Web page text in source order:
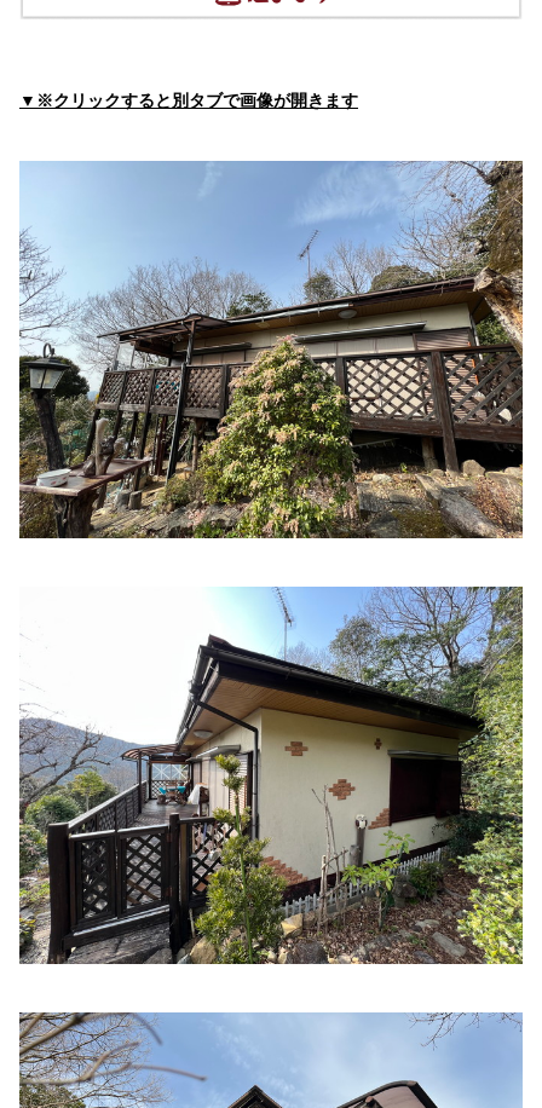
橋上医院
マップで見る
住所:
三重県伊勢市岡本１丁目４−２８ マップで見る
西山クリニック
住所:三重県伊勢市一之木２丁目１１−１８ マップで見る
伊勢民主診療所
住所:三重県伊勢市浦口４丁目２−１３ マップで見る
河北内科
住所:三重県伊勢市小木町７４６−１ マップで見る
富沢内科
徳田ファミリークリニック
マップで見る
はまぐち内科クリニック
三重県伊勢市上地町４２１０−３ マップで見る
なかにし整形外科
住所:三重県伊勢市上地町４２１４−１ マップで見る
助産院エンジェルスマイルモモ
住所:三重県伊勢市佐八町２０２２−１ （日曜・祝日定休
日、土曜は健診のみ。完全予約制）
マップで見る
いど胃腸科クリニック
住所:三重県伊勢市一志町６−７ マップで見る
小野循環器科内科
網谷医院
住所:三重県伊勢市八日市場町９−１２
▼※クリックすると別タブで画像が開きます